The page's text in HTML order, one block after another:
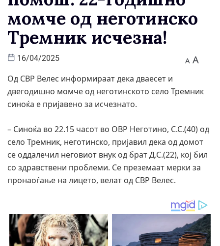
момче од неготинско
Тремник исчезна!
16/04/2025 A A
Од СВР Велес информираат дека дваесет и
двегодишно момче од неготинското село Тремник
синоќа е пријавено за исчезнато.
– Синоќа во 22.15 часот во ОВР Неготино, С.С.(40) од
село Тремник, неготинско, пријавил дека од домот
се оддалечил неговиот внук од брат Д.С.(22), кој бил
со здравствени проблеми. Се преземаат мерки за
пронаоѓање на лицето, велат од СВР Велес.